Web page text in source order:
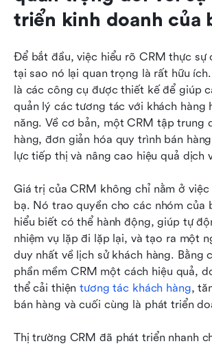
triển kinh doanh của
Để bắt đầu, việc hiểu rõ CRM thực sự
tại sao nó lại quan trọng là rất hữu ích.
là các công cụ được thiết kế để giúp
quản lý các tương tác với khách hàng
năng. Về cơ bản, một CRM tập trung
hàng, đơn giản hóa quy trình bán
lực tiếp thị và nâng cao hiệu quả dịch
Giá trị của CRM không chỉ nằm ở việc
bạ. Nó trao quyền cho các nhóm của
hiểu biết có thể hành động, giúp tự
nhiệm vụ lặp đi lặp lại, và tạo ra một
duy nhất về lịch sử khách hàng. Bằng
phần mềm CRM một cách hiệu quả,
thể cải thiện tương tác khách hàng,
bán hàng và cuối cùng là phát triển
Thị trường CRM đã phát triển nhanh